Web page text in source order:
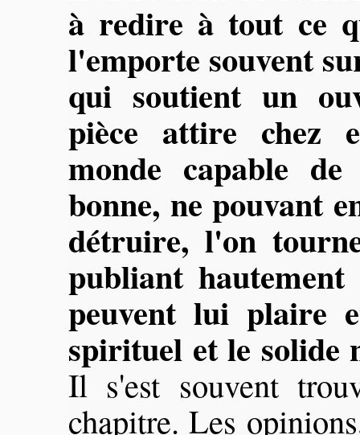
à redire à tout ce
l'emporte souvent
qui soutient un
pièce attire chez
monde capable
bonne, ne pouvant
détruire, l'on
publiant hautement
peuvent lui plaire
spirituel et le solide
Il s'est souvent
chapitre. Les